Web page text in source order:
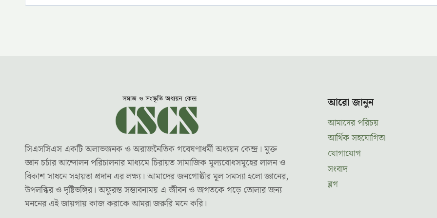
for:
সিএসসিএস একটি অলাভজনক ও অরাজনৈতিক গবেষণাধর্মী অধ্যয়ন কেন্দ্র। মুক্ত
জ্ঞান চর্চার আন্দোলন পরিচালনার মাধ্যমে চিরায়ত সামাজিক মূল্যবোধসমূহের লালন ও
বিকাশ সাধনে সহায়তা প্রদান এর লক্ষ্য। আমাদের জনগোষ্ঠীর মূল সমস্যা হলো জ্ঞানের,
উপলব্ধির ও দৃষ্টিভঙ্গির। অফুরন্ত সম্ভাবনাময় এ জীবন ও জগতকে গড়ে তোলার জন্য
মননের এই জায়গায় কাজ করাকে আমরা জরুরি মনে করি।
আরো জানুন
আমাদের পরিচয়
আর্থিক সহযোগিতা
যোগাযোগ
সংবাদ
ব্লগ